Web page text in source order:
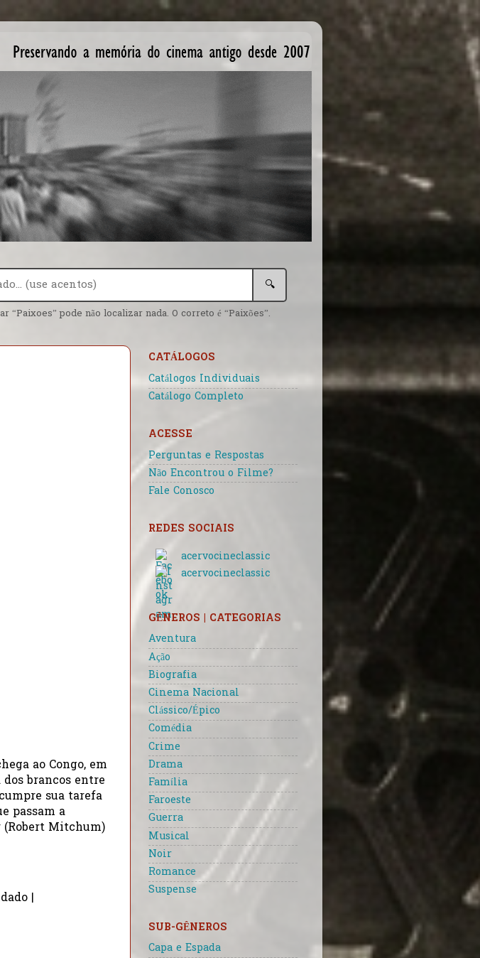
🔍
pode não localizar nada. O correto é “Paixões”.
ao Congo, em
brancos entre
sua tarefa
passam a
(Robert Mitchum)
|
CATÁLOGOS
Catálogos Individuais
Catálogo Completo
ACESSE
Perguntas e Respostas
Não Encontrou o Filme?
Fale Conosco
REDES SOCIAIS
acervocineclassic
acervocineclassic
GÊNEROS | CATEGORIAS
Aventura
Ação
Biografia
Cinema Nacional
Clássico/Épico
Comédia
Crime
Drama
Família
Faroeste
Guerra
Musical
Noir
Romance
Suspense
SUB-GÊNEROS
Capa e Espada